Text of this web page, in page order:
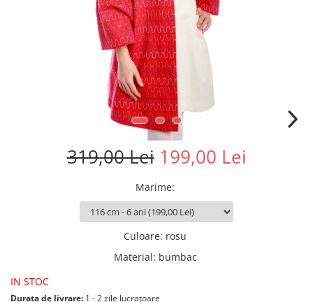
319,00 Lei 199,00 Lei
Marime:
Culoare: rosu
Material: bumbac
IN STOC
Durata de livrare: 1 - 2 zile lucratoare